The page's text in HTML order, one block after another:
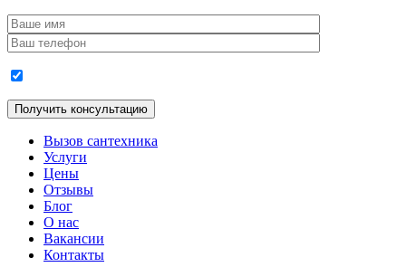
Вызов сантехника
Услуги
Цены
Отзывы
Блог
О нас
Вакансии
Контакты